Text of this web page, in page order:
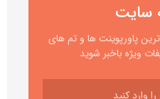
سایت
پاورپوینت ها و تم های
ویژه باخبر شوید